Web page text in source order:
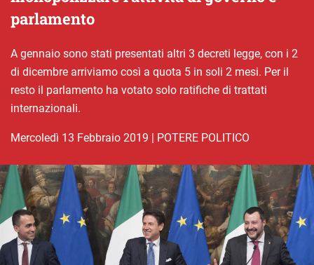
parlamento
A gennaio sono stati presentati altri 3 decreti legge, con i 2
di dicembre arriviamo così a quota 5 in soli 2 mesi. Per il
resto il parlamento ha votato solo ratifiche di trattati
internazionali.
mercoledì 13 Febbraio 2019 | POTERE POLITICO